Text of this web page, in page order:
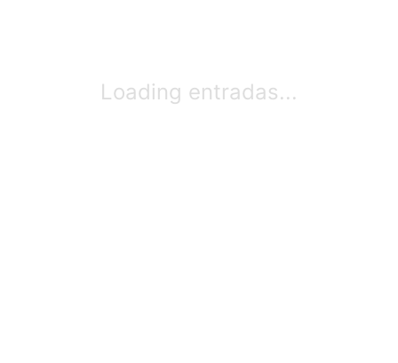
Loading entradas...